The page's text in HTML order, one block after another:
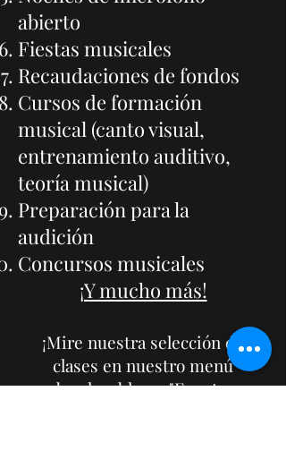
abierto
Fiestas musicales
Recaudaciones de fondos
Cursos de formación
musical (canto visual,
entrenamiento auditivo,
teoría musical)
Preparación para la
audición
Concursos musicales
¡Y mucho más!
¡Mire nuestra selección de
clases en nuestro menú
desplegable en "Eventos